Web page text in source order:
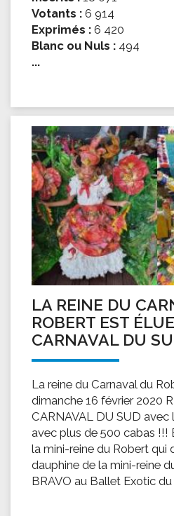
Votants : 6 914
Exprimés : 6 420
Blanc ou Nuls : 494
...
LA REINE DU
ROBERT EST
CARNAVAL DU
La reine du Carnaval du
dimanche 16 février 2020
CARNAVAL DU SUD avec
avec plus de 500 cabas !!!
la mini-reine du Robert qui
dauphine de la mini-reine
BRAVO au Ballet Exotic du